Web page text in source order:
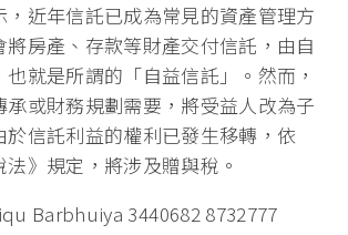
，近年信託已成為常見的資產管理方
將房產、存款等財產交付信託，由自
就是所謂的「自益信託」。然而，
承或財務規劃需要，將受益人改為子
於信託利益的權利已發生移轉，依
法》規定，將涉及贈與稅。